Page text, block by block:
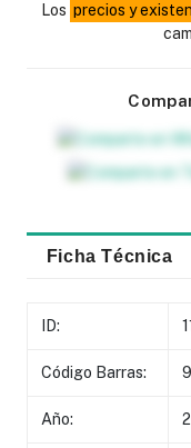
Los precios y
Ficha Técnica
ID:
Código Barras:
Año: